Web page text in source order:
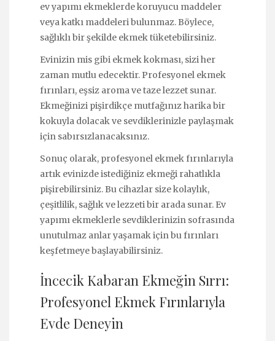
ev yapımı ekmeklerde koruyucu maddeler
veya katkı maddeleri bulunmaz. Böylece,
sağlıklı bir şekilde ekmek tüketebilirsiniz.
Evinizin mis gibi ekmek kokması, sizi her
zaman mutlu edecektir. Profesyonel ekmek
fırınları, eşsiz aroma ve taze lezzet sunar.
Ekmeğinizi pişirdikçe mutfağınız harika bir
kokuyla dolacak ve sevdiklerinizle paylaşmak
için sabırsızlanacaksınız.
Sonuç olarak, profesyonel ekmek fırınlarıyla
artık evinizde istediğiniz ekmeği rahatlıkla
pişirebilirsiniz. Bu cihazlar size kolaylık,
çeşitlilik, sağlık ve lezzeti bir arada sunar. Ev
yapımı ekmeklerle sevdiklerinizin sofrasında
unutulmaz anlar yaşamak için bu fırınları
keşfetmeye başlayabilirsiniz.
İncecik Kabaran Ekmeğin Sırrı:
Profesyonel Ekmek Fırınlarıyla
Evde Deneyin